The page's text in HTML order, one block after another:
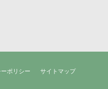
ポリシー サイトマップ